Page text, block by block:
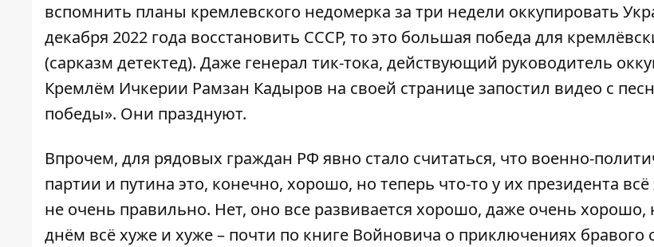
вспомнить планы кремлевского недомерка за три недели оккупировать
декабря 2022 года восстановить СССР, то это большая победа для
(сарказм детектед). Даже генерал тик-тока, действующий руководитель
Кремлём Ичкерии Рамзан Кадыров на своей странице запостил видео с
победы». Они празднуют.
Впрочем, для рядовых граждан РФ явно стало считаться, что военно-
партии и путина это, конечно, хорошо, но теперь что-то у их президента всё
не очень правильно. Нет, оно все развивается хорошо, даже очень
днём ​​всё хуже и хуже – почти по книге Войновича о приключениях бравого